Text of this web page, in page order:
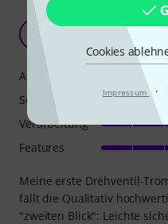
Cookies
Impressum ·
Blech in Brass-
Meine erste Drehventil-
fällt die Qualitativ
"zweiten Blick": Leichte
Ansprache
Sound
Verarbeitung
Features